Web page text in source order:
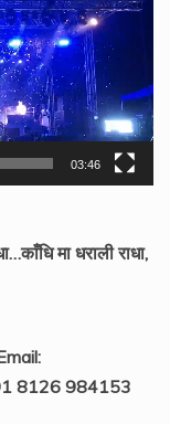
03:46
मा धराली राधा,
8126 984153